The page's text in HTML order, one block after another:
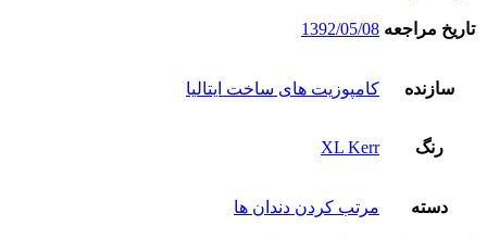
تاریخ مراجعه 1392/05/08
سازنده کامپوزیت های ساخت ایتالیا
رنگ XL Kerr
دسته مرتب کردن دندان ها